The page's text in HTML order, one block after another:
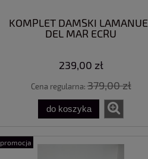
KOMPLET DAMSKI
DEL MAR ECRU
239,00 zł
Cena regularna:379,00 zł
do koszyka
promocja